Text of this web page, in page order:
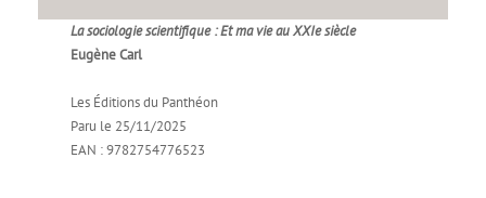
La sociologie scientifique : Et ma vie au XXIe siècle
Eugène Carl
Les Éditions du Panthéon
Paru le 25/11/2025
EAN : 9782754776523